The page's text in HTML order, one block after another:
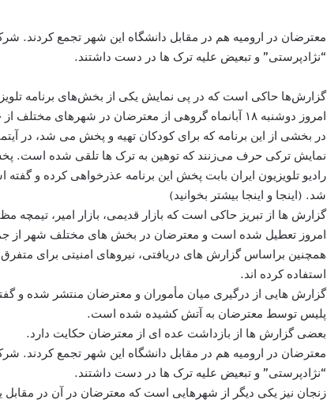
معترضان در ارومیه هم در مقابل دانشگاه این شهر تجمع کردند.
“نژادپرستی” و تبعیض علیه ترک ها در دست داشتند.
گزارش‌ها حاکی است که در پی نمایش یکی از بخش‌های برنامه
امروز دوشنبه ۱۸ آبانماه گروهی از معترضان در شهرهای مختلف از جمله تبریز، ارومیه، زنجان و اردبیل تجمع کرده‌اند.
در بخشی از این برنامه که برای کودکان تهیه و پخش می شد، در
نمایش ترکی حرف می‌زنند که توهین به ترک ها تلقی شده است.
رادیو تلویزیون ایران بابت پخش این برنامه عذرخواهی کرده و
شد. (اینجا و اینجا بیشتر بخوانید)
گزارش ها از تبریز حاکی است که بازار قدیمی، بازار امیر، تیمچه
امروز تعطیل شده است و معترضان در بخش های مختلف شهر از
همچنین براساس گزارش های دریافتی، نیروهای امنیتی برای
استفاده کرده اند.
گزارش هایی از درگیری میان مأموران و معترضان منتشر شده و
پلیس توسط معترضان به آتش کشیده شده است.
بعضی گزارش ها از بازداشت عده ای از معترضان حکایت دارد.
معترضان در ارومیه هم در مقابل دانشگاه این شهر تجمع کردند.
“نژادپرستی” و تبعیض علیه ترک ها در دست داشتند.
زنجان نیز یکی دیگر از شهرهایی است که معترضان در آن در